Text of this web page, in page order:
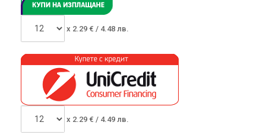
x 2.29 € / 4.48 лв.
x 2.29 € / 4.49 лв.